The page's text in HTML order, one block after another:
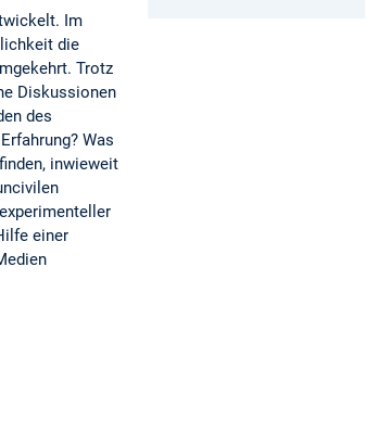
Im
die
Trotz
Diskussionen
des
Was
inwieweit
einer